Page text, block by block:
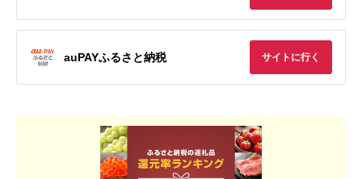
auPAYふるさと納税 サイトに行く